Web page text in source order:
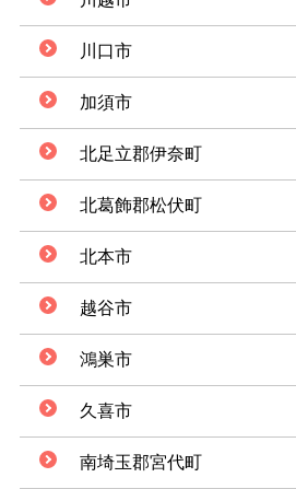
川口市
加須市
北足立郡伊奈町
北葛飾郡松伏町
北本市
越谷市
鴻巣市
久喜市
南埼玉郡宮代町